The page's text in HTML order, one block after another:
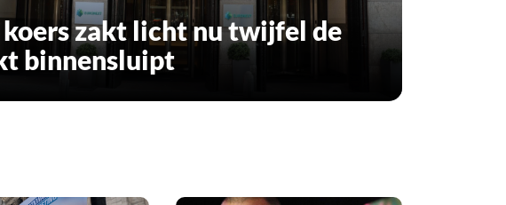
koers zakt licht nu twijfel de
binnensluipt